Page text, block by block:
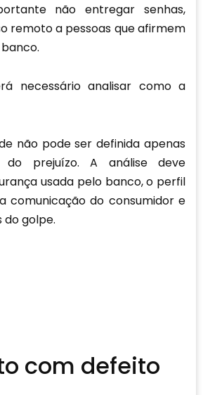
não entregar senhas,
remoto a pessoas que afirmem
necessário analisar como a
não pode ser definida apenas
do prejuízo. A análise deve
usada pelo banco, o perfil
comunicação do consumidor e
do golpe.
com defeito